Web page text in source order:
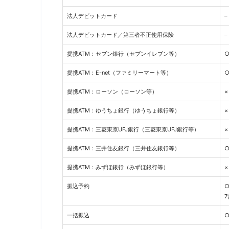
法人デビットカード –
法人デビットカード／第三者不正使用保険 –
提携ATM：セブン銀行（セブンイレブン等） ○
提携ATM：E-net（ファミリーマート等） ○
提携ATM：ローソン（ローソン等） ×
提携ATM：ゆうちょ銀行（ゆうちょ銀行等） ×
提携ATM：三菱東京UFJ銀行（三菱東京UFJ銀行等） ×
提携ATM：三井住友銀行（三井住友銀行等） ○
提携ATM：みずほ銀行（みずほ銀行等） ×
振込予約
○
7
一括振込 ○